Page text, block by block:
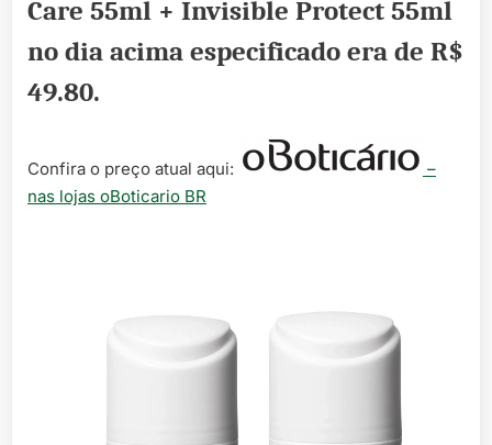
Care 55ml + Invisible Protect 55ml
no dia acima especificado era de R$
49.80.
Confira o preço atual aqui:
–
nas lojas oBoticario BR